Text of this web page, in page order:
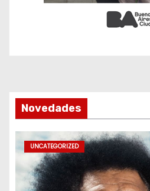
Novedades
UNCATEGORIZED